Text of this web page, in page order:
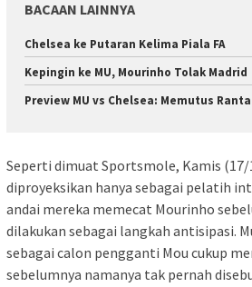
BACAAN LAINNYA
Chelsea ke Putaran Kelima Piala FA
Kepingin ke MU, Mourinho Tolak Madrid
Preview MU vs Chelsea: Memutus
Seperti dimuat Sportsmole, Kamis (17/
diproyeksikan hanya sebagai pelatih
andai mereka memecat Mourinho
dilakukan sebagai langkah antisipasi.
sebagai calon pengganti Mou cukup
sebelumnya namanya tak pernah